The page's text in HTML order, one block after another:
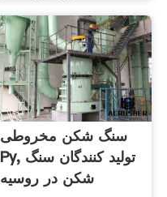
سنگ شکن مخروطی
Py, تولید کنندگان سنگ
شکن در روسیه